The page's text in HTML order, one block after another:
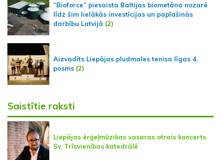
“Bioforce” piesaista Baltijas biometāna nozarē
līdz šim lielākās investīcijas un paplašinās
darbību Latvijā (2)
Aizvadīts Liepājas pludmales tenisa līgas 4.
posms (2)
Saistītie raksti
Liepājas ērģeļmūzikas vasaras otrais koncerts
Sv. Trīsvienības katedrālē